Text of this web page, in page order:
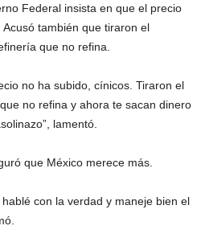
Federal insista en que el precio
también que tiraron el
que no refina.
no ha subido, cínicos. Tiraron el
no refina y ahora te sacan dinero
lamentó.
que México merece más.
con la verdad y maneje bien el